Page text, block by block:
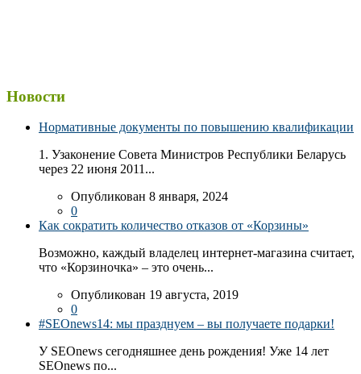
Новости
Нормативные документы по повышению квалификации
1. Узаконение Совета Министров Республики Беларусь
через 22 июня 2011...
Опубликован 8 января, 2024
0
Как сократить количество отказов от «Корзины»
Возможно, каждый владелец интернет-магазина считает,
что «Корзиночка» – это очень...
Опубликован 19 августа, 2019
0
#SEOnews14: мы празднуем – вы получаете подарки!
У SEOnews сегодняшнее день рождения! Уже 14 лет
SEOnews по...